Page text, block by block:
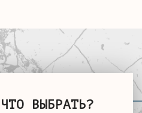
ВЫБРАТЬ?